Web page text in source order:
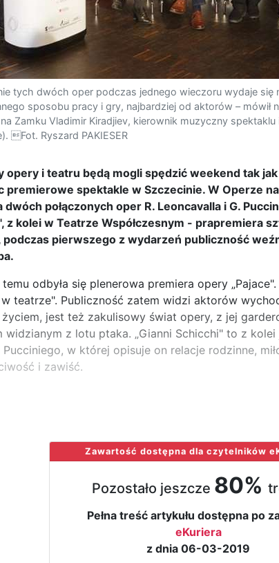
tych dwóch oper podczas jednego wieczoru wydaje się
sposobu pracy i gry, najbardziej od aktorów –
Zamku Vladimir Kiradjiev, kierownik muzyczny
Fot. Ryszard PAKIESER
opery i teatru będą mogli spędzić weekend tak
premierowe spektakle w Szczecinie. W Operze
dwóch połączonych oper R. Leoncavalla i G.
z kolei w Teatrze Współczesnym - prapremiera
podczas pierwszego z wydarzeń publiczność
odbyła się plenerowa premiera opery
w teatrze". Publiczność zatem widzi aktorów
życiem, jest też zakulisowy świat opery, z jej
widzianym z lotu ptaka. „Gianni Schicchi" to z
Pucciniego, w której opisuje on relacje rodzinne,
i zawiść.
Zawartość dostępna dla czytelników
Pozostało jeszcze 80%
Pełna treść artykułu dostępna po
eKuriera
z dnia 06-03-2019